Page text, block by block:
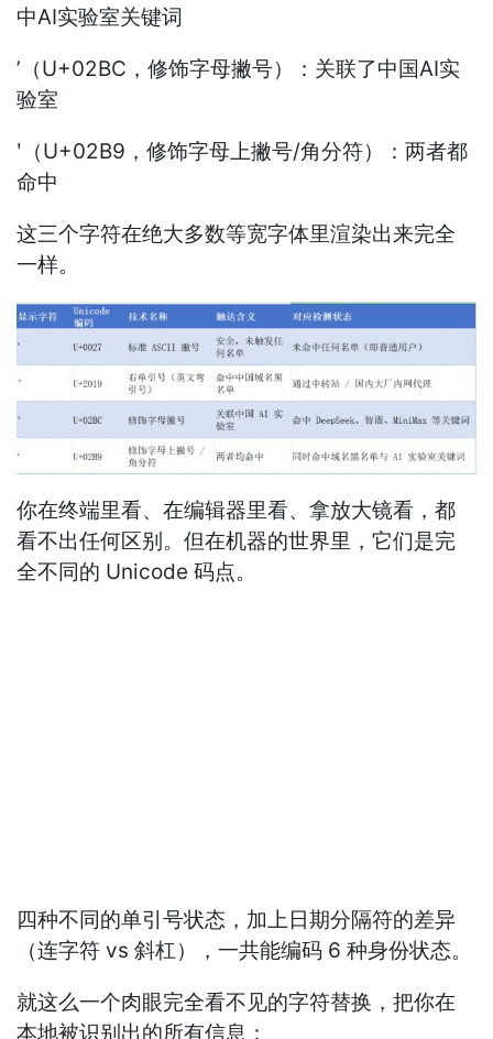
中AI实验室关键词
ʼ（U+02BC，修饰字母撇号）：关联了中国AI实
验室
ʹ（U+02B9，修饰字母上撇号/角分符）：两者都
命中
这三个字符在绝大多数等宽字体里渲染出来完全
一样。
你在终端里看、在编辑器里看、拿放大镜看，都
看不出任何区别。但在机器的世界里，它们是完
全不同的 Unicode 码点。
四种不同的单引号状态，加上日期分隔符的差异
（连字符 vs 斜杠），一共能编码 6 种身份状态。
就这么一个肉眼完全看不见的字符替换，把你在
本地被识别出的所有信息：